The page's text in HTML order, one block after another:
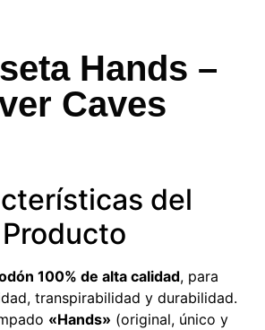
Hands –
Caves
del
Producto
100% de alta calidad, para
transpirabilidad y durabilidad.
«Hands» (original, único y